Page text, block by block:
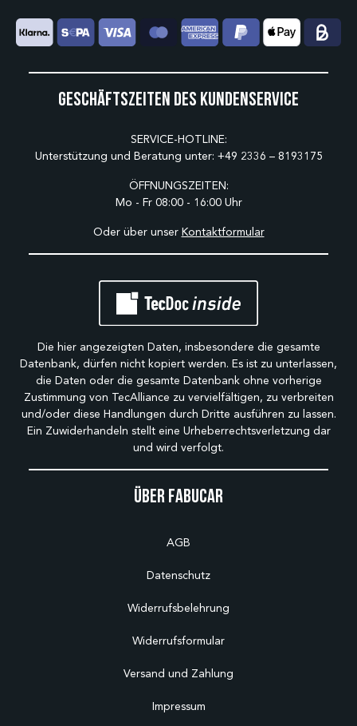
Über Fabucar
AGB
Datenschutz
Widerrufsbelehrung
Widerrufsformular
Versand und Zahlung
Impressum
Geschäftszeiten des Kundenservice
SERVICE-HOTLINE:
Unterstützung und Beratung unter: +49 2336 – 8193175
ÖFFNUNGSZEITEN:
Mo - Fr 08:00 - 16:00 Uhr
Oder über unser Kontaktformular
Die hier angezeigten Daten, insbesondere die gesamte
Datenbank, dürfen nicht kopiert werden. Es ist zu unterlassen,
die Daten oder die gesamte Datenbank ohne vorherige
Zustimmung von TecAlliance zu vervielfältigen, zu verbreiten
und/oder diese Handlungen durch Dritte ausführen zu lassen.
Ein Zuwiderhandeln stellt eine Urheberrechtsverletzung dar
und wird verfolgt.